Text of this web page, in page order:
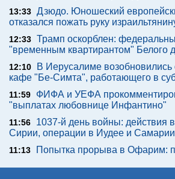
13:33 Дзюдо. Юношеский
отказался пожать руку
12:33 Трамп оскорблен:
"временным квартирантом" Белого
12:10
В Иерусалиме возобновились
кафе "Бе-Симта", работающего в
11:59
ФИФА и УЕФА
"выплатах любовнице Инфантино"
11:56
1037-й день войны: действия
Сирии, операции в Иудее и Самарии
11:13 Попытка прорыва в Офарим: